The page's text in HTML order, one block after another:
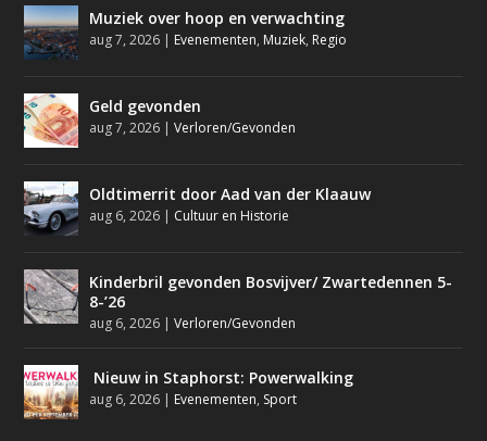
Muziek over hoop en verwachting
aug 7, 2026 | Evenementen, Muziek, Regio
Geld gevonden
aug 7, 2026 |Verloren/Gevonden
Oldtimerrit door Aad van der Klaauw
aug 6, 2026 | Cultuur en Historie
Kinderbril gevonden Bosvijver/ Zwartedennen 5-
8-’26
aug 6, 2026 |Verloren/Gevonden
Nieuw in Staphorst: Powerwalking
aug 6, 2026 | Evenementen, Sport